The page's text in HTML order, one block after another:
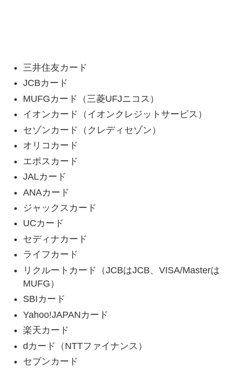
三井住友カード
JCBカード
MUFGカード（三菱UFJニコス）
イオンカード（イオンクレジットサービス）
セゾンカード（クレディセゾン）
オリコカード
エポスカード
JALカード
ANAカード
ジャックスカード
UCカード
セディナカード
ライフカード
リクルートカード（JCBはJCB、VISA/Masterは
MUFG）
SBIカード
Yahoo!JAPANカード
楽天カード
dカード（NTTファイナンス）
セブンカード